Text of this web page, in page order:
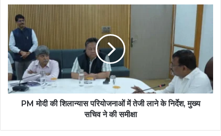
PM मोदी की शिलान्यास परियोजनाओं में तेजी लाने के निर्देश, मुख्य
सचिव ने की समीक्षा